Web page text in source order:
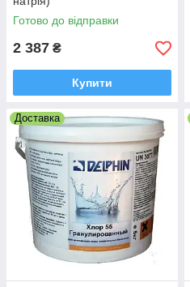
Готово до відправки
2 387 ₴
Купити
Доставка